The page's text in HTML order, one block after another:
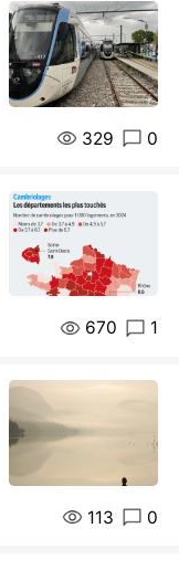
329 0
670 1
113 0